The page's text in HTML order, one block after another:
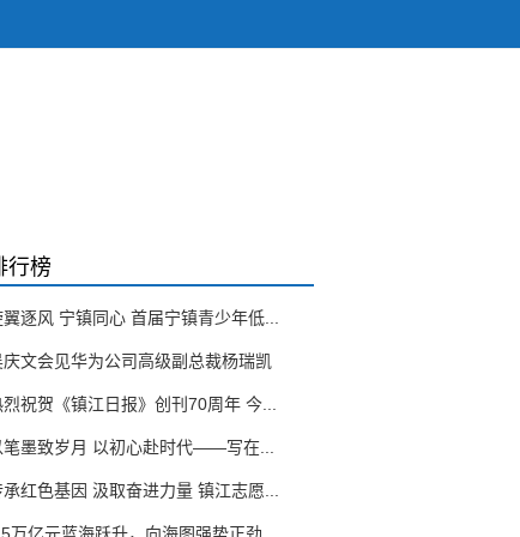
行榜
翼逐风 宁镇同心 首届宁镇青少年低...
庆文会见华为公司高级副总裁杨瑞凯
烈祝贺《镇江日报》创刊70周年 今...
笔墨致岁月 以初心赴时代——写在...
承红色基因 汲取奋进力量 镇江志愿...